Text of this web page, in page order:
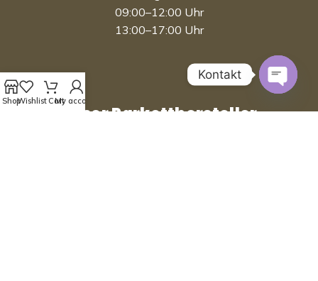
09:00–12:00 Uhr
13:00–17:00 Uhr
Unser Parketthersteller
ShopWishlist Cart
My account
Kontakt